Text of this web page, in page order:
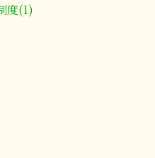
度(1)